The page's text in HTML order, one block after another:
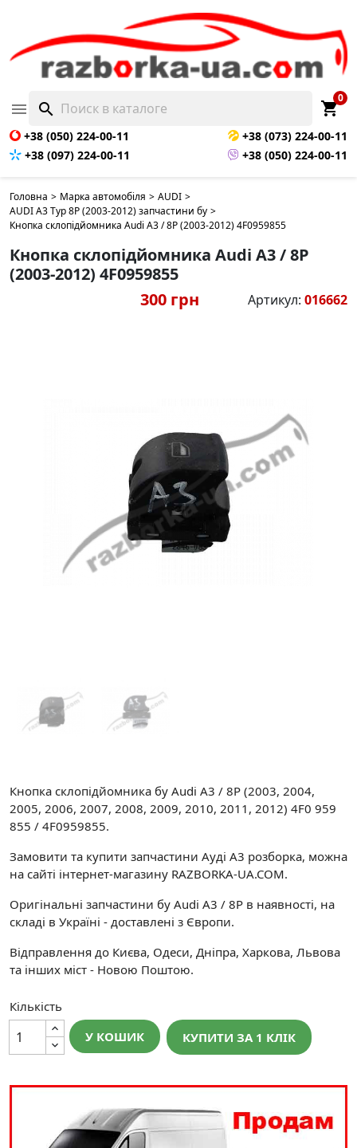
 search shopping_cart
0
+38 (050) 224-00-11
+38 (073) 224-00-11
+38 (097) 224-00-11
+38 (050) 224-00-11
Головна > Марка автомобіля > AUDI >
AUDI A3 Typ 8P (2003-2012) запчастини бу >
Кнопка склопідйомника Audi A3 / 8P (2003-2012) 4F0959855
Кнопка склопідйомника Audi A3 / 8P
(2003-2012) 4F0959855
300 грн
Артикул: 016662
Кнопка склопідйомника бу Audi A3 / 8P (2003, 2004,
2005, 2006, 2007, 2008, 2009, 2010, 2011, 2012) 4F0 959
855 / 4F0959855.
Замовити та купити запчастини Ауді А3 розборка, можна
на сайті інтернет-магазину RAZBORKA-UA.COM.
Оригінальні запчастини бу Audi A3 / 8P в наявності, на
складі в Україні - доставлені з Європи.
Відправлення до Києва, Одеси, Дніпра, Харкова, Львова
та інших міст - Новою Поштою.
Кількість
У КОШИК
КУПИТИ ЗА 1 КЛIК